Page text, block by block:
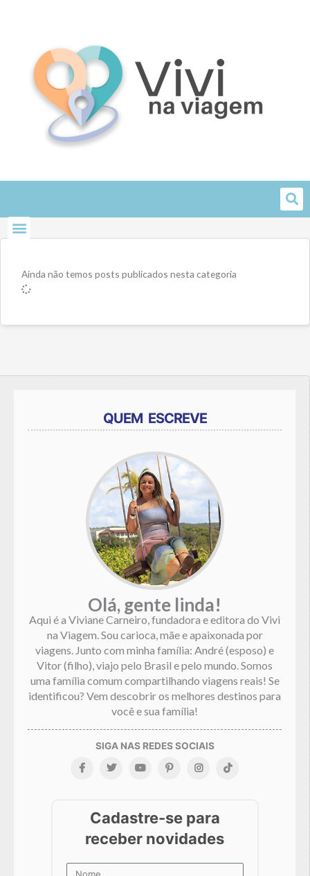
Ainda não temos posts publicados nesta categoria
QUEM ESCREVE
Olá, gente linda!
Aqui é a Viviane Carneiro, fundadora e editora do Vivi
na Viagem. Sou carioca, mãe e apaixonada por
viagens. Junto com minha família: André (esposo) e
Vitor (filho), viajo pelo Brasil e pelo mundo. Somos
uma família comum compartilhando viagens reais! Se
identificou? Vem descobrir os melhores destinos para
você e sua família!